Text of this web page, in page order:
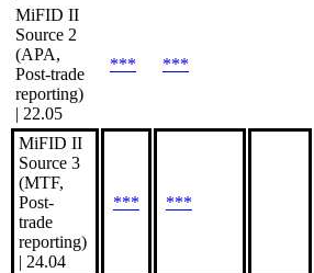
MiFID II
Source 2
(APA,
Post-trade
reporting)
| 22.05
*** ***
MiFID II
Source 3
(MTF,
Post-
trade
reporting)
| 24.04
*** ***